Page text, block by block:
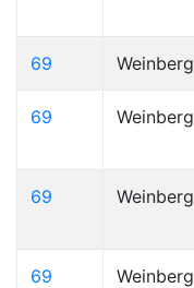
69 Weinberg
69 Weinberg
69 Weinberg
69 Weinberg